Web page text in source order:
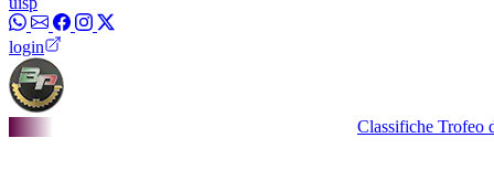
login
Classifiche Trofeo dei